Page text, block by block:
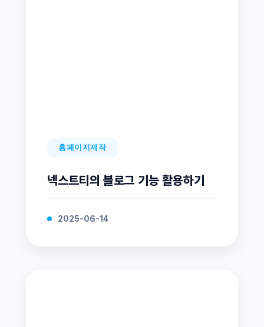
홈페이지제작
넥스트티의 블로그 기능 활용하기
2025-06-14